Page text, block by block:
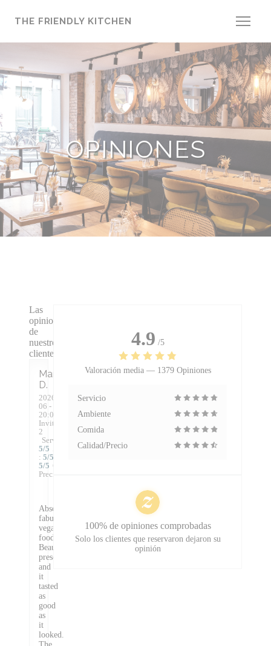
THE FRIENDLY KITCHEN
OPINIONES
Las
opiniones
de
nuestros
clientes
Mark
D
2026-08-
06 -
20:00 -
Invitados
2
Servicio
5/5 Ambiente
: 5/5
5/5 Calidad /
Precio
Absolutely
fabulous
vegan
food.
Beautifully
presented
and
it
tasted
as
good
as
it
looked.
4.9 /5
Valoración media — 1379 Opiniones
Servicio
Ambiente
Comida
Calidad/Precio
100% de opiniones comprobadas
Solo los clientes que reservaron dejaron su
opinión